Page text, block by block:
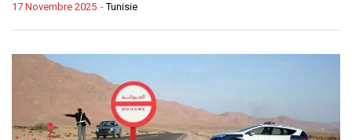
-Tunisie
17 Novembre 2025